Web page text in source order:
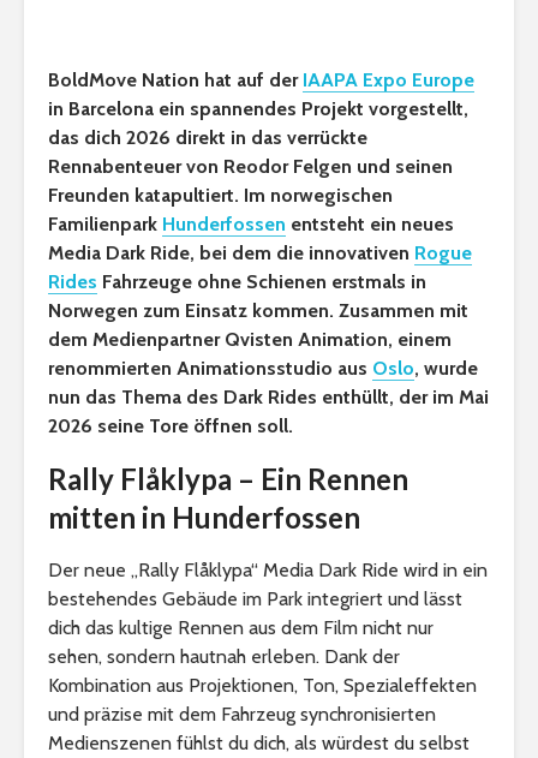
BoldMove Nation hat auf der IAAPA Expo Europe
in Barcelona ein spannendes Projekt vorgestellt,
das dich 2026 direkt in das verrückte
Rennabenteuer von Reodor Felgen und seinen
Freunden katapultiert. Im norwegischen
Familienpark Hunderfossen entsteht ein neues
Media Dark Ride, bei dem die innovativen Rogue
Rides Fahrzeuge ohne Schienen erstmals in
Norwegen zum Einsatz kommen. Zusammen mit
dem Medienpartner Qvisten Animation, einem
renommierten Animationsstudio aus Oslo, wurde
nun das Thema des Dark Rides enthüllt, der im Mai
2026 seine Tore öffnen soll.
Rally Flåklypa – Ein Rennen
mitten in Hunderfossen
Der neue „Rally Flåklypa“ Media Dark Ride wird in ein
bestehendes Gebäude im Park integriert und lässt
dich das kultige Rennen aus dem Film nicht nur
sehen, sondern hautnah erleben. Dank der
Kombination aus Projektionen, Ton, Spezialeffekten
und präzise mit dem Fahrzeug synchronisierten
Medienszenen fühlst du dich, als würdest du selbst